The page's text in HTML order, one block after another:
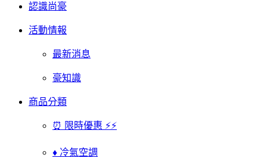
認識尚豪
活動情報
最新消息
豪知識
商品分類
⏰ 限時優惠 ⚡⚡
♦ 冷氣空調